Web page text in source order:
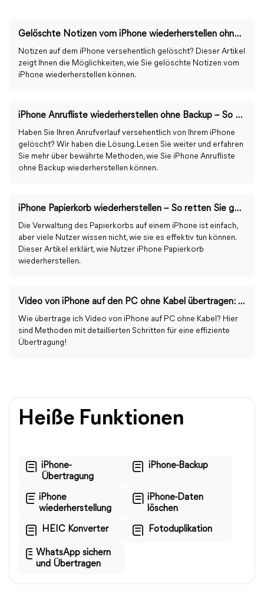
Gelöschte Notizen vom iPhone wiederherstellen ohne Backup: Was Sie tun können
Notizen auf dem iPhone versehentlich gelöscht? Dieser Artikel
zeigt Ihnen die Möglichkeiten, wie Sie gelöschte Notizen vom
iPhone wiederherstellen können.
iPhone Anrufliste wiederherstellen ohne Backup – So geht’s
Haben Sie Ihren Anrufverlauf versehentlich von Ihrem iPhone
gelöscht? Wir haben die Lösung. Lesen Sie weiter und erfahren
Sie mehr über bewährte Methoden, wie Sie iPhone Anrufliste
ohne Backup wiederherstellen können.
iPhone Papierkorb wiederherstellen – So retten Sie gelöschte Daten
Die Verwaltung des Papierkorbs auf einem iPhone ist einfach,
aber viele Nutzer wissen nicht, wie sie es effektiv tun können.
Dieser Artikel erklärt, wie Nutzer iPhone Papierkorb
wiederherstellen.
Video von iPhone auf den PC ohne Kabel übertragen: kabellos & einfach
Wie übertrage ich Video von iPhone auf PC ohne Kabel? Hier
sind Methoden mit detaillierten Schritten für eine effiziente
Übertragung!
Heiße Funktionen
iPhone-
Übertragung
iPhone-Backup
iPhone
wiederherstellung
iPhone-Daten
löschen
HEIC Konverter Fotoduplikation
WhatsApp sichern
und Übertragen